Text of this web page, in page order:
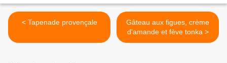
< Tapenade provençale
Gâteau aux figues, crème
d'amande et fève tonka >